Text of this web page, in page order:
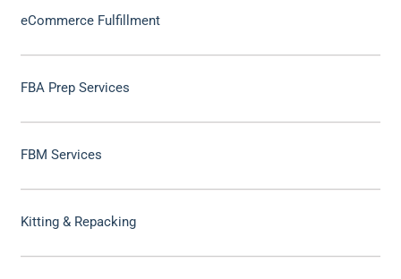
eCommerce Fulfillment
FBA Prep Services
FBM Services
Kitting & Repacking